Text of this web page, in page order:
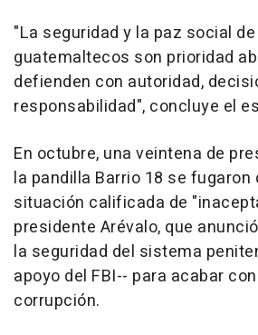
"La seguridad y la paz social
guatemaltecos son prioridad
defienden con autoridad,
responsabilidad", concluye el
En octubre, una veintena de
la pandilla Barrio 18 se fugaron
situación calificada de
presidente Arévalo, que
la seguridad del sistema
apoyo del FBI-- para acabar
corrupción.